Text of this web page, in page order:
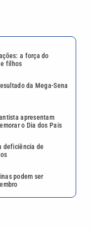
a força do
filhos
da Mega-Sena
apresentam
o Dia dos Pais
deficiência de
podem ser